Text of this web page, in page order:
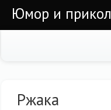
Юмор и
Ржака